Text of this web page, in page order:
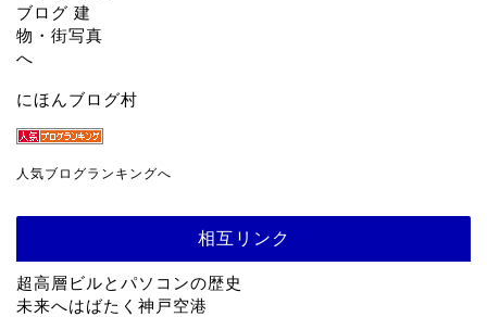
にほんブログ村
人気ブログランキングへ
相互リンク
超高層ビルとパソコンの歴史
未来へはばたく神戸空港